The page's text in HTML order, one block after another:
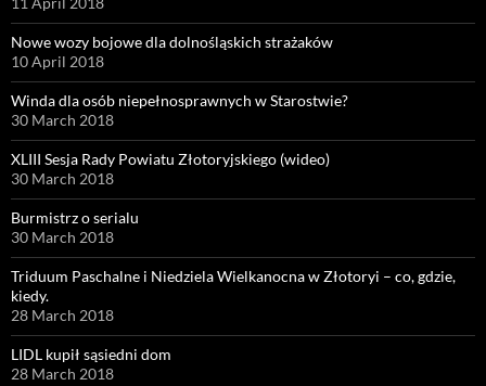
Nowe wozy bojowe dla dolnośląskich strażaków
10 April 2018
Winda dla osób niepełnosprawnych w Starostwie?
30 March 2018
XLIII Sesja Rady Powiatu Złotoryjskiego (wideo)
30 March 2018
Burmistrz o serialu
30 March 2018
Triduum Paschalne i Niedziela Wielkanocna w Złotoryi – co, gdzie,
kiedy.
28 March 2018
LIDL kupił sąsiedni dom
28 March 2018